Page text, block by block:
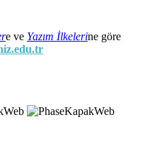
e ve Yazım İlkelerine göre